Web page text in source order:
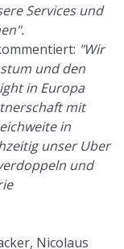
Services und
"Wir
und den
in Europa
mit
in
unser Uber
und
Nicolaus